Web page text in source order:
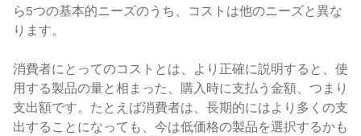
ら5つの基本的ニーズのうち、コストは他のニーズと異な
ります。
消費者にとってのコストとは、より正確に説明すると、使
用する製品の量と相まった、購入時に支払う金額、つまり
支出額です。たとえば消費者は、長期的にはより多くの支
出することになっても、今は低価格の製品を選択するかも